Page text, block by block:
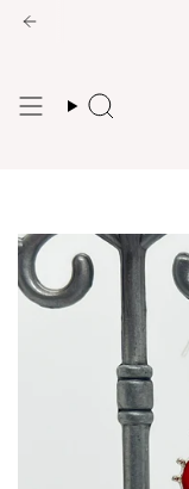
Zum
Suche